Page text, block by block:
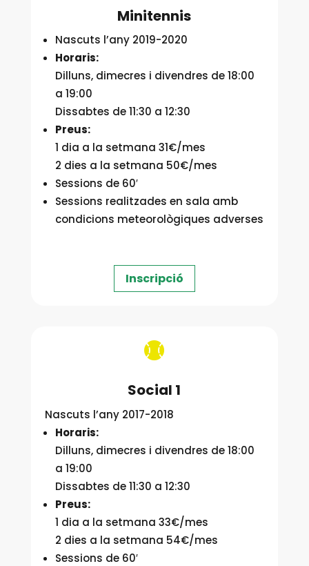
Minitennis
Nascuts l’any 2019-2020
Horaris:
Dilluns, dimecres i divendres de 18:00
a 19:00
Dissabtes de 11:30 a 12:30
Preus:
1 dia a la setmana 31€/mes
2 dies a la setmana 50€/mes
Sessions de 60′
Sessions realitzades en sala amb
condicions meteorològiques adverses
Inscripció

Social 1
Nascuts l’any 2017-2018
Horaris:
Dilluns, dimecres i divendres de 18:00
a 19:00
Dissabtes de 11:30 a 12:30
Preus:
1 dia a la setmana 33€/mes
2 dies a la setmana 54€/mes
Sessions de 60′